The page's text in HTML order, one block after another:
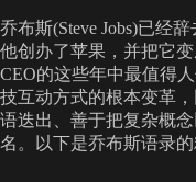
乔布斯(Steve Jobs)已经
他创办了苹果，并把它
CEO的这些年中最值得
技互动方式的根本变革
语迭出、善于把复杂概
名。以下是乔布斯语录的